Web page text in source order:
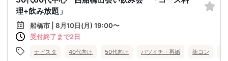
理+飲み放題」
船橋市 | 8月10日(月) 19:00〜
受付終了まで2日
ナビスタ 40代向け 50代向け バツイチ・再婚 街コン